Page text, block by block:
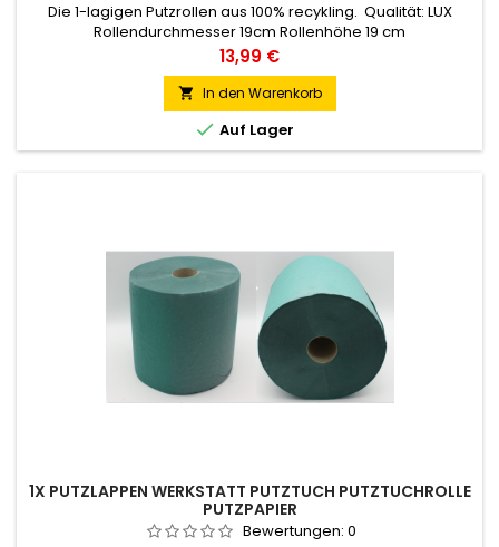
Die 1-lagigen Putzrollen aus 100% recykling. Qualität: LUX
Rollendurchmesser 19cm Rollenhöhe 19 cm
Kerndurchmesser 6 cm Material: RECYKLING Lagen:1-lagig
Farbe: grün Perforation: Nein lange: 120 meter Sie erhalten 6
Rollen.
Preis
13,99 €
 In den Warenkorb
 Auf Lager
1X PUTZLAPPEN WERKSTATT PUTZTUCH PUTZTUCHROLLE
PUTZPAPIER
Bewertungen: 0